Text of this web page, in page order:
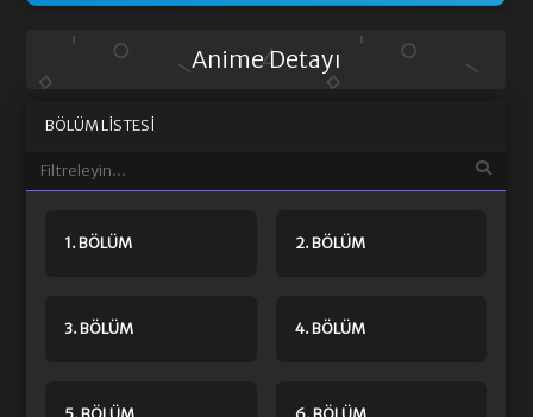
Anime Detayı
BÖLÜM LISTESI
1. BÖLÜM 2. BÖLÜM
3. BÖLÜM 4. BÖLÜM